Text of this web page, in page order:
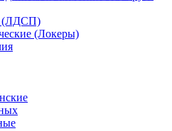
(ЛДСП)
(Локеры)